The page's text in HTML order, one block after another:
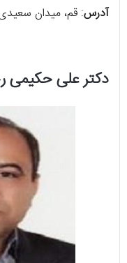
آدرس: قم، میدان سعیدی،
دکتر علی حکیمی